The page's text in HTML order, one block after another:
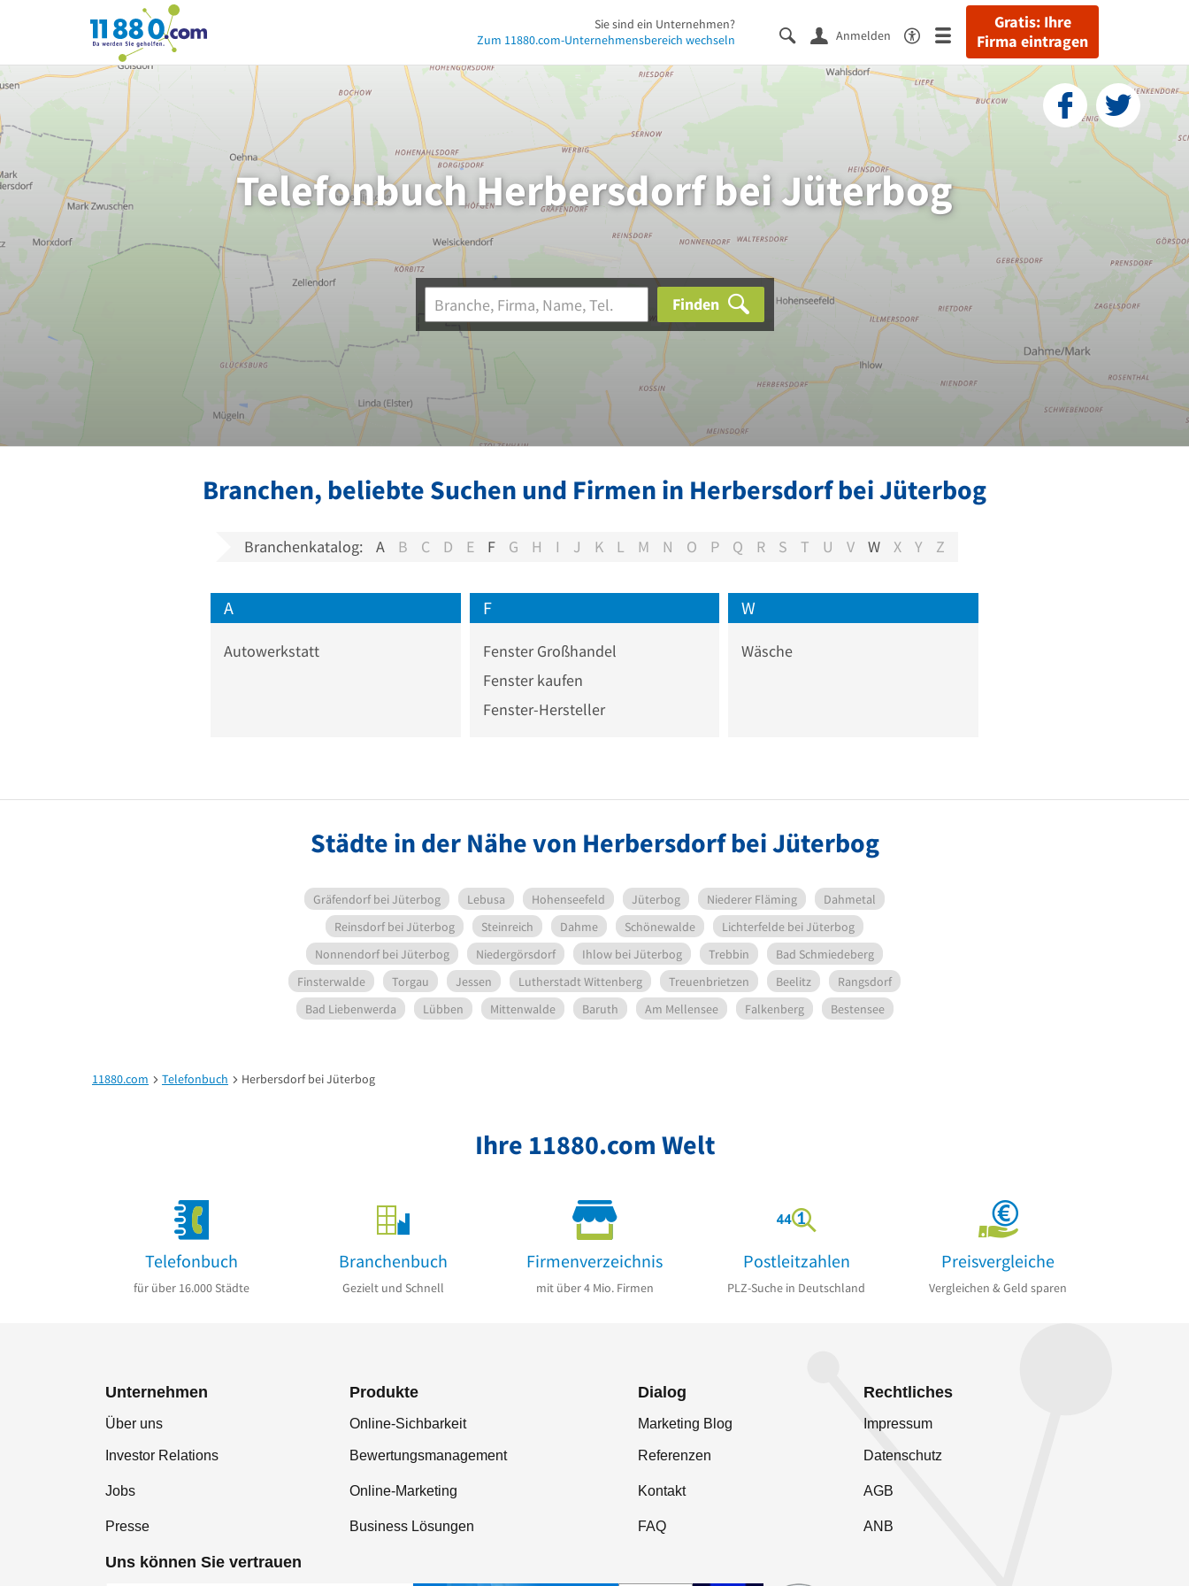
11880.com
Gratis: Ihre
Firma eintragen
Anmelden
Sie sind ein Unternehmen?
Zum 11880.com-Unternehmensbereich wechseln
Telefonbuch Herbersdorf bei Jüterbog
Finden
Branchen, beliebte Suchen und Firmen in Herbersdorf bei Jüterbog
Branchenkatalog: A B C D E F G H I J K L M N O P Q R S T U V W X Y Z
A
Autowerkstatt
F
Fenster Großhandel
Fenster kaufen
Fenster-Hersteller
W
Wäsche
Städte in der Nähe von Herbersdorf bei Jüterbog
Gräfendorf bei Jüterbog Lebusa Hohenseefeld Jüterbog Niederer Fläming
Dahmetal
Reinsdorf bei Jüterbog
Steinreich Dahme Schönewalde
Lichterfelde bei Jüterbog
Nonnendorf bei Jüterbog
Niedergörsdorf Ihlow bei Jüterbog Trebbin
Bad Schmiedeberg
Finsterwalde
Torgau Jessen Lutherstadt Wittenberg Treuenbrietzen Beelitz
Rangsdorf
Bad Liebenwerda
Lübben Mittenwalde Baruth Am Mellensee Falkenberg Bestensee
11880.com Telefonbuch Herbersdorf bei Jüterbog
Ihre 11880.com Welt
Telefonbuch
für über 16.000 Städte
Branchenbuch
Gezielt und Schnell
Firmenverzeichnis
mit über 4 Mio. Firmen
Postleitzahlen
PLZ-Suche in Deutschland
Preisvergleiche
Vergleichen & Geld sparen
Unternehmen
Über uns
Investor Relations
Jobs
Presse
Produkte
Online-Sichbarkeit
Bewertungsmanagement
Online-Marketing
Business Lösungen
Dialog
Marketing Blog
Referenzen
Kontakt
FAQ
Rechtliches
Impressum
Datenschutz
AGB
ANB
Uns können Sie vertrauen